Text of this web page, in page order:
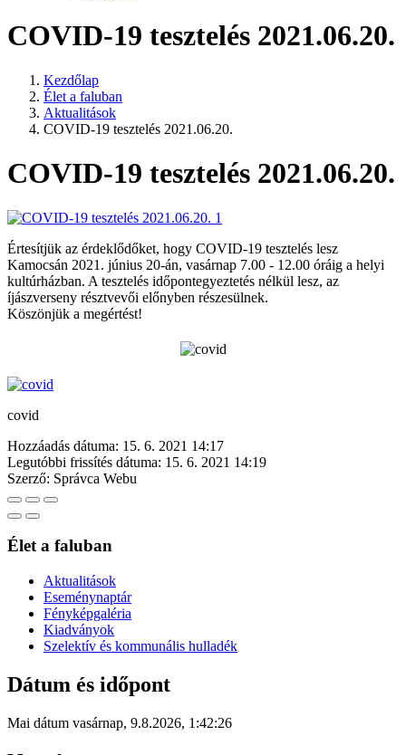
COVID-19 tesztelés 2021.06.20.
Kezdőlap
Élet a faluban
Aktualitások
COVID-19 tesztelés 2021.06.20.
COVID-19 tesztelés 2021.06.20.
Értesítjük az érdeklődőket, hogy COVID-19 tesztelés lesz
Kamocsán 2021. június 20-án, vasárnap 7.00 - 12.00 óráig a helyi
kultúrházban. A tesztelés időpontegyeztetés nélkül lesz, az
íjászverseny résztvevői előnyben részesülnek.
Köszönjük a megértést!
covid
Hozzáadás dátuma: 15. 6. 2021 14:17
Legutóbbi frissítés dátuma: 15. 6. 2021 14:19
Szerző: Správca Webu
Élet a faluban
Aktualitások
Eseménynaptár
Fényképgaléria
Kiadványok
Szelektív és kommunális hulladék
Dátum és időpont
Mai dátum vasárnap, 9.8.2026, 1:42:26